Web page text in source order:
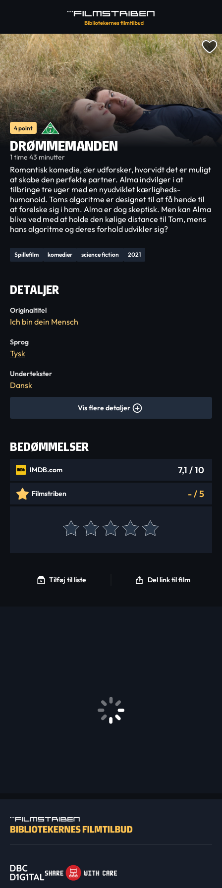
4 point
DRØMMEMANDEN
1 time 43 minutter
Spillefilm komedier science fiction 2021
Romantisk komedie, der udforsker, hvorvidt det er muligt
at skabe den perfekte partner. Alma indvilger i at
tilbringe tre uger med en nyudviklet kærligheds-
humanoid. Toms algoritme er designet til at få hende til
at forelske sig i ham. Alma er dog skeptisk. Men kan Alma
blive ved med at holde den kølige distance til Tom, mens
hans algoritme og deres forhold udvikler sig?
DETALJER
Originaltitel
Ich bin dein Mensch
Sprog
Tysk
Undertekster
Dansk
Vis flere detaljer
BEDØMMELSER
IMDB.com 7,1 / 10
Filmstriben -/5
Tilføj til liste Del link til film